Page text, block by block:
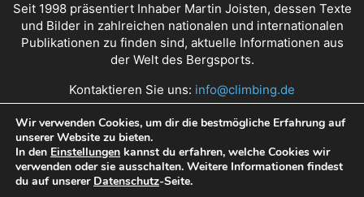
Seit 1998 präsentiert Inhaber Martin Joisten, dessen Texte
und Bilder in zahlreichen nationalen und internationalen
Publikationen zu finden sind, aktuelle Informationen aus
der Welt des Bergsports.
Kontaktieren Sie uns: info@climbing.de
Über Climbing.de RSS Feed Mediadaten
Nutzungsbedingungen Datenschutz
Wir verwenden Cookies, um dir die bestmögliche Erfahrung auf
unserer Website zu bieten.
In den Einstellungen kannst du erfahren, welche Cookies wir
verwenden oder sie ausschalten. Weitere Informationen findest
du auf unserer Datenschutz-Seite.